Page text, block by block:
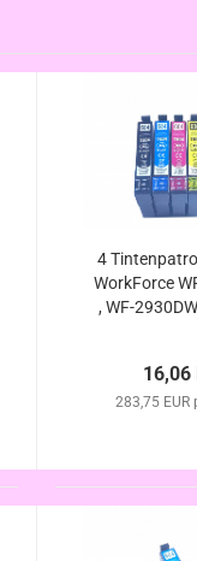
4
WorkForce
, WF-
16,06
283,75 EUR